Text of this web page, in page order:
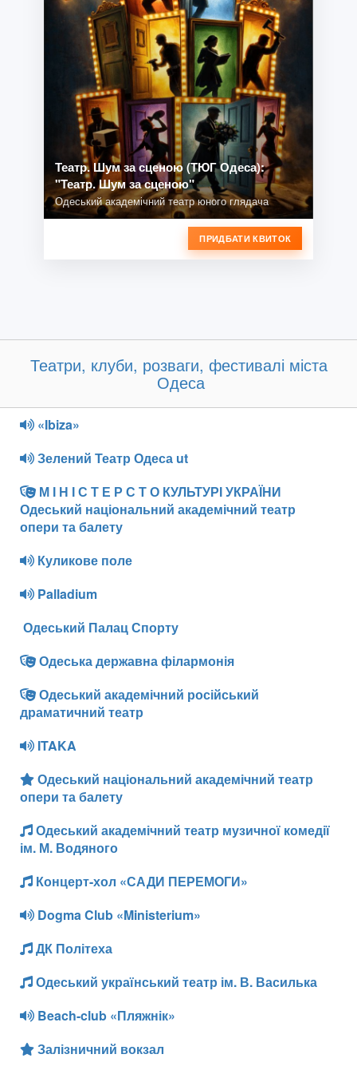
Театр. Шум за сценою (ТЮГ Одеса):
"Театр. Шум за сценою"
Одеський академічний театр юного глядача
ПРИДБАТИ КВИТОК
Театри, клуби, розваги, фестивалі міста
Одеса
«Ibiza»
Зелений Театр Одеса ut
М І Н І С Т Е Р С Т О КУЛЬТУРІ УКРАЇНИ
Одеський національний академічний театр
опери та балету
Куликове поле
Palladium
Одеський Палац Спорту
Одеська державна філармонія
Одеський академічний російський
драматичний театр
ITAKA
Одеський національний академічний театр
опери та балету
Одеський академічний театр музичної комедії
ім. М. Водяного
Концерт-хол «САДИ ПЕРЕМОГИ»
Dogma Club «Ministerium»
ДК Політеха
Одеський український театр ім. В. Василька
Beach-club «Пляжнік»
Залізничний вокзал